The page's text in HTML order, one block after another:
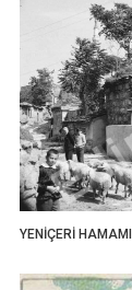
YENİÇERİ HAMAMI